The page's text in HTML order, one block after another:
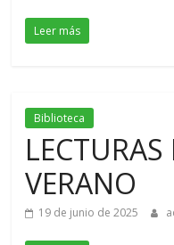
Leer más
Biblioteca
LECTURAS
VERANO
19 de junio de 2025